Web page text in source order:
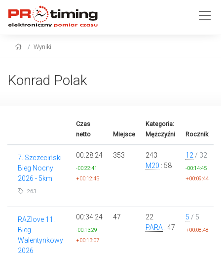
Wyniki
Konrad Polak
Czas
netto
Miejsce
Kategoria:
Mężczyźni
Rocznik
7. Szczeciński
Bieg Nocny
2026 - 5km
263
00:28:24
-00:22:41
+00:12:45
353
243
M20 : 58
12 / 32
-00:14:45
+00:09:44
RAZlove 11.
Bieg
Walentynkowy
2026
00:34:24
-00:13:29
+00:13:07
47
22
PARA : 47
5 / 5
+00:08:48